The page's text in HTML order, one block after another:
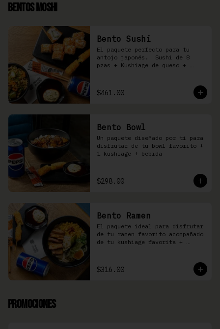
Bentos Moshi
Bento Sushi
El paquete perfecto para tu
antojo japonés.  Sushi de 8
pzas + Kushiage de queso +
$461.00
Bento Bowl
Un paquete diseñado por ti para
disfrutar de tu bowl favorito +
1 kushiage + bebida
$298.00
Bento Ramen
El paquete ideal para disfrutar
de tu ramen favorito acompañado
de tu kushiage favorita +
$316.00
Promociones